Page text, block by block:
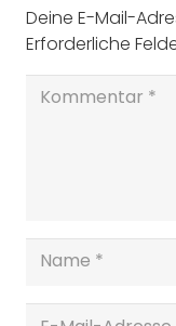
Deine E-Mail-
Erforderliche